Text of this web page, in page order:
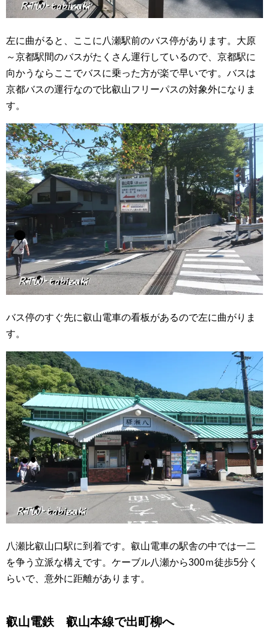
左に曲がると、ここに八瀬駅前のバス停があります。大原
～京都駅間のバスがたくさん運行しているので、京都駅に
向かうならここでバスに乗った方が楽で早いです。バスは
京都バスの運行なので比叡山フリーパスの対象外になりま
す。
バス停のすぐ先に叡山電車の看板があるので左に曲がりま
す。
八瀬比叡山口駅に到着です。叡山電車の駅舎の中では一二
を争う立派な構えです。ケーブル八瀬から300ｍ徒歩5分く
らいで、意外に距離があります。
叡山電鉄 叡山本線で出町柳へ